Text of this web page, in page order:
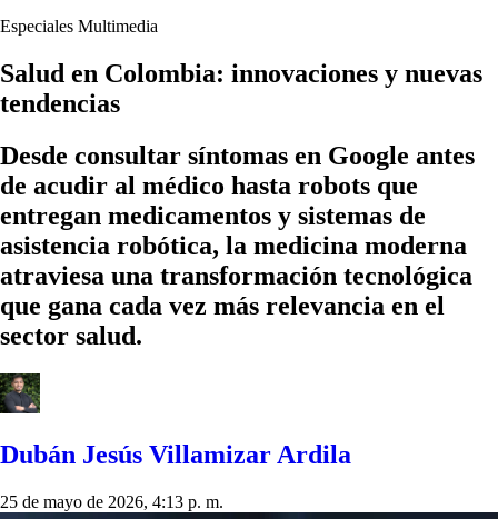
Especiales Multimedia
Salud en Colombia: innovaciones y nuevas
tendencias
Desde consultar síntomas en Google antes
de acudir al médico hasta robots que
entregan medicamentos y sistemas de
asistencia robótica, la medicina moderna
atraviesa una transformación tecnológica
que gana cada vez más relevancia en el
sector salud.
Dubán Jesús Villamizar Ardila
25 de mayo de 2026, 4:13 p. m.